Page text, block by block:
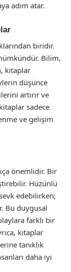
adım atar.
biridir.
Bilim,
kitaplar
düşünce
artırır ve
sadece
ve gelişim
önemlidir. Bir
Hüzünlü
edebilirken;
Bu duygusal
farklı bir
kitaplar
tanıklık
daha iyi